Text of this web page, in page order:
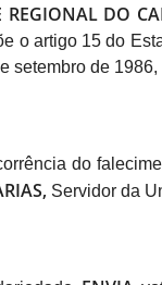
REGIONAL DO
o artigo 15 do
setembro de 1986,
do
Servidor da